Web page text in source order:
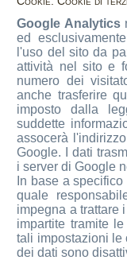
Google Analytics
ed
l'uso del sito da
attività nel sito e
numero dei
anche trasferire
imposto dalla
suddette
assocerà
Google. I dati
i server di Google
In base a
quale
impegna a trattare
impartite tramite
tali impostazioni
dei dati sono